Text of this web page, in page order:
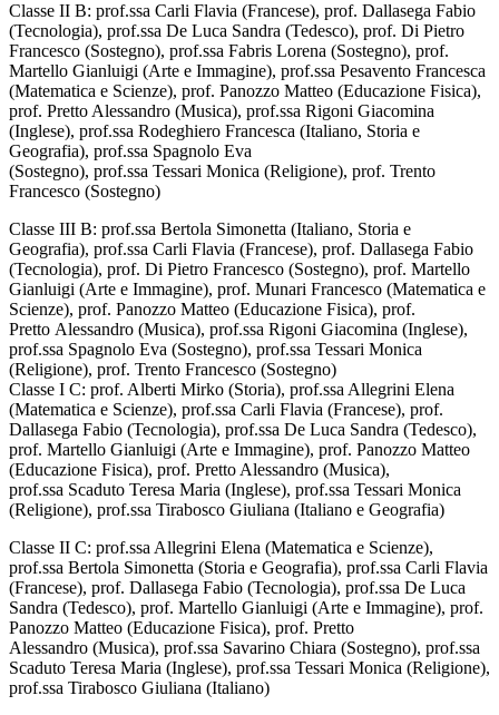
Classe II B: prof.ssa Carli Flavia (Francese), prof. Dallasega Fabio
(Tecnologia), prof.ssa De Luca Sandra (Tedesco), prof. Di Pietro
Francesco (Sostegno), prof.ssa Fabris Lorena (Sostegno), prof.
Martello Gianluigi (Arte e Immagine), prof.ssa Pesavento Francesca
(Matematica e Scienze), prof. Panozzo Matteo (Educazione Fisica),
prof. Pretto Alessandro (Musica), prof.ssa Rigoni Giacomina
(Inglese), prof.ssa Rodeghiero Francesca (Italiano, Storia e
Geografia), prof.ssa Spagnolo Eva
(Sostegno), prof.ssa Tessari Monica (Religione), prof. Trento
Francesco (Sostegno)
Classe III B: prof.ssa Bertola Simonetta (Italiano, Storia e
Geografia), prof.ssa Carli Flavia (Francese), prof. Dallasega Fabio
(Tecnologia), prof. Di Pietro Francesco (Sostegno), prof. Martello
Gianluigi (Arte e Immagine), prof. Munari Francesco (Matematica e
Scienze), prof. Panozzo Matteo (Educazione Fisica), prof.
Pretto Alessandro (Musica), prof.ssa Rigoni Giacomina (Inglese),
prof.ssa Spagnolo Eva (Sostegno), prof.ssa Tessari Monica
(Religione), prof. Trento Francesco (Sostegno)
Classe I C: prof. Alberti Mirko (Storia), prof.ssa Allegrini Elena
(Matematica e Scienze), prof.ssa Carli Flavia (Francese), prof.
Dallasega Fabio (Tecnologia), prof.ssa De Luca Sandra (Tedesco),
prof. Martello Gianluigi (Arte e Immagine), prof. Panozzo Matteo
(Educazione Fisica), prof. Pretto Alessandro (Musica),
prof.ssa Scaduto Teresa Maria (Inglese), prof.ssa Tessari Monica
(Religione), prof.ssa Tirabosco Giuliana (Italiano e Geografia)
Classe II C: prof.ssa Allegrini Elena (Matematica e Scienze),
prof.ssa Bertola Simonetta (Storia e Geografia), prof.ssa Carli Flavia
(Francese), prof. Dallasega Fabio (Tecnologia), prof.ssa De Luca
Sandra (Tedesco), prof. Martello Gianluigi (Arte e Immagine), prof.
Panozzo Matteo (Educazione Fisica), prof. Pretto
Alessandro (Musica), prof.ssa Savarino Chiara (Sostegno), prof.ssa
Scaduto Teresa Maria (Inglese), prof.ssa Tessari Monica (Religione),
prof.ssa Tirabosco Giuliana (Italiano)